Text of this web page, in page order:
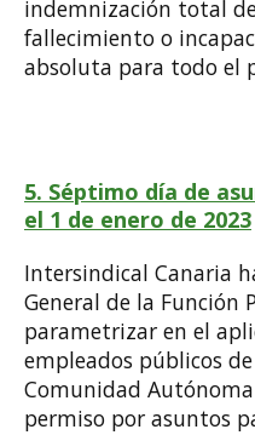
indemnización total
fallecimiento o
absoluta para todo el
5. Séptimo día de
el 1 de enero de 2023
Intersindical Canaria
General de la Función
parametrizar en el
empleados públicos
Comunidad
permiso por asuntos